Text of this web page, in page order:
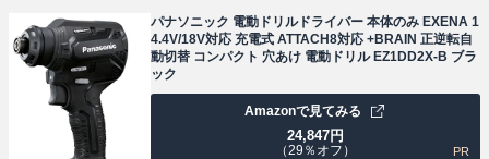
パナソニック 電動ドリルドライバー 本体のみ EXENA 1
4.4V/18V対応 充電式 ATTACH8対応 +BRAIN 正逆転自
動切替 コンパクト 穴あけ 電動ドリル EZ1DD2X-B ブラ
ック
24,847円
（29％オフ）
Amazonで見てみる
PR